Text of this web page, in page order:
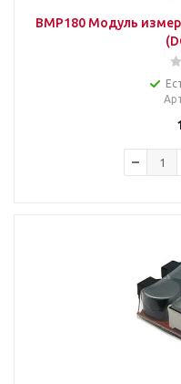
BMP180 Модуль